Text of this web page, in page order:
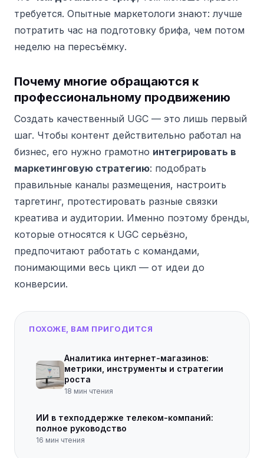
требуется. Опытные маркетологи знают: лучше
потратить час на подготовку брифа, чем потом
неделю на пересъёмку.
Почему многие обращаются к
профессиональному продвижению
Создать качественный UGC — это лишь первый
шаг. Чтобы контент действительно работал на
бизнес, его нужно грамотно интегрировать в
маркетинговую стратегию: подобрать
правильные каналы размещения, настроить
таргетинг, протестировать разные связки
креатива и аудитории. Именно поэтому бренды,
которые относятся к UGC серьёзно,
предпочитают работать с командами,
понимающими весь цикл — от идеи до
конверсии.
ПОХОЖЕ, ВАМ ПРИГОДИТСЯ
Аналитика интернет-магазинов:
метрики, инструменты и стратегии
роста
18 мин чтения
ИИ в техподдержке телеком-компаний:
полное руководство
16 мин чтения